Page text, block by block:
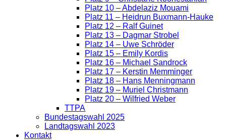
Platz 10 – Abdelaziz Mouami
Platz 11 – Heidrun Buxmann-Hauke
Platz 12 – Ralf Guinet
Platz 13 – Dagmar Strobel
Platz 14 – Uwe Schröder
Platz 15 – Emily Kordis
Platz 16 – Michael Sandrock
Platz 17 – Kerstin Memminger
Platz 18 – Hans Menningmann
Platz 19 – Muriel Christmann
Platz 20 – Wilfried Weber
TTPA
Bundestagswahl 2025
Landtagswahl 2023
Kontakt